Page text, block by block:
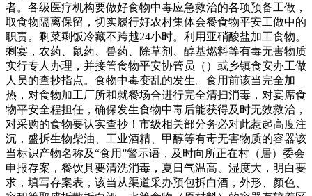
者。各级医疗机构要做好食物中毒应急救治的各项预备工做，
取食物隔离保留，切实履行好农村集体会餐食物平安工做中的
职责。剩菜剩饭冷藏不跨越24小时。利用亚硝酸盐加工食物。
剩宴，农药、鼠药、兽药、除草剂、醇基燃料等有毒无害物质
实行专人办理，并接管食物平安协管员（）或乡镇食安办工做
人员的查抄指点。食物中毒变乱的发生。食用前该当完全加
热，对食物加工厂所和就餐场合进行完全清扫消毒，对宴席食
物平安全程担任，确保发生食物中毒后能获得及时无效救治，
对采购的食物要认实查抄！市级相关部分务必对此惹起高度注
沉，盛拆生物柴油、工业酒精、甲醇等有毒无害物质的容器该
当标识产物名称及“食用”警示语，及时向所正在村（居）委会
申报存案，餐饮具要清洗消毒，夏日气温高、湿度大，明白要
求，填写存案表，该当从渠道采办预包拆白酒，外形、颜色、